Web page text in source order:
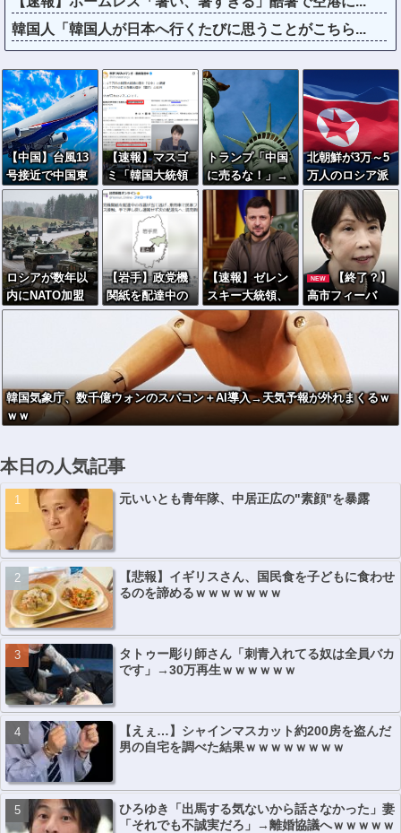
韓国人「韓国人が日本へ行くたびに思うことがこちら...
【中国】台風13
号接近で中国東
部に最高レベル
の警戒警報、15
00便以上が欠航
【速報】マスゴ
ミ「韓国大統領
の公用車は6000
万円で安全装
備！」手のひら
クルッ「高市の
公用車は3000万
円で贅沢！」
トランプ「中国
に売るな！」→
中国、世界最高
峰の技術を自力
開発へ
北朝鮮が3万～5
万人のロシア派
兵決定 →ゼレン
スキー大統領
「韓国が我々に
協力すべき」
ロシアが数年以
内にNATO加盟
国を攻撃か、プ
析！
【岩手】政党機
関紙を配達中の
共産市議が当て
逃げ…乗用車で
民家フェンス接
触、手で押し戻
し通報せず次の
配達先へ 宮古
【速報】ゼレン
スキー大統領、
あの有名人に
『暴言』を吐い
てしま
う！！！！！
NEW
【終了？】
高市フィーバ
ー、一転して”高
市ショック”へ…
支持率も市場も
急降下ｗｗｗｗ
ｗｗｗｗ
韓国気象庁、数千億ウォンのスパコン＋AI導入→天気予報が外れまくるｗ
ｗｗ
本日の人気記事
元いいとも青年隊、中居正広の"素顔"を暴露
【悲報】イギリスさん、国民食を子どもに食わせ
るのを諦めるｗｗｗｗｗｗｗ
タトゥー彫り師さん「刺青入れてる奴は全員バカ
です」→30万再生ｗｗｗｗｗｗ
【えぇ…】シャインマスカット約200房を盗んだ
男の自宅を調べた結果ｗｗｗｗｗｗｗｗ
ひろゆき「出馬する気ないから話さなかった」妻
「それでも不誠実だろ」→離婚協議へｗｗｗｗｗ